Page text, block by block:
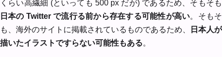
くらい高繊細 (といっても 500 px だが) であるため、そもそも
日本の Twitter で流行る前から存在する可能性が高い。そもそ
も、海外のサイトに掲載されているものであるため、
日本人が
描いたイラストですらない可能性もある。